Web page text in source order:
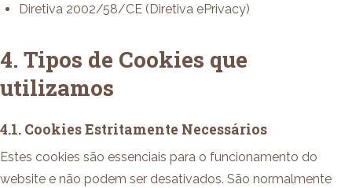
Diretiva 2002/58/CE (Diretiva ePrivacy)
4. Tipos de Cookies que
utilizamos
4.1. Cookies Estritamente Necessários
Estes cookies são essenciais para o funcionamento do
website e não podem ser desativados. São normalmente